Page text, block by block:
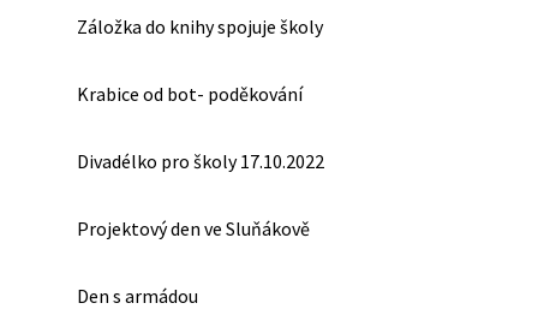
Záložka do knihy spojuje školy
Krabice od bot- poděkování
Divadélko pro školy 17.10.2022
Projektový den ve Sluňákově
Den s armádou